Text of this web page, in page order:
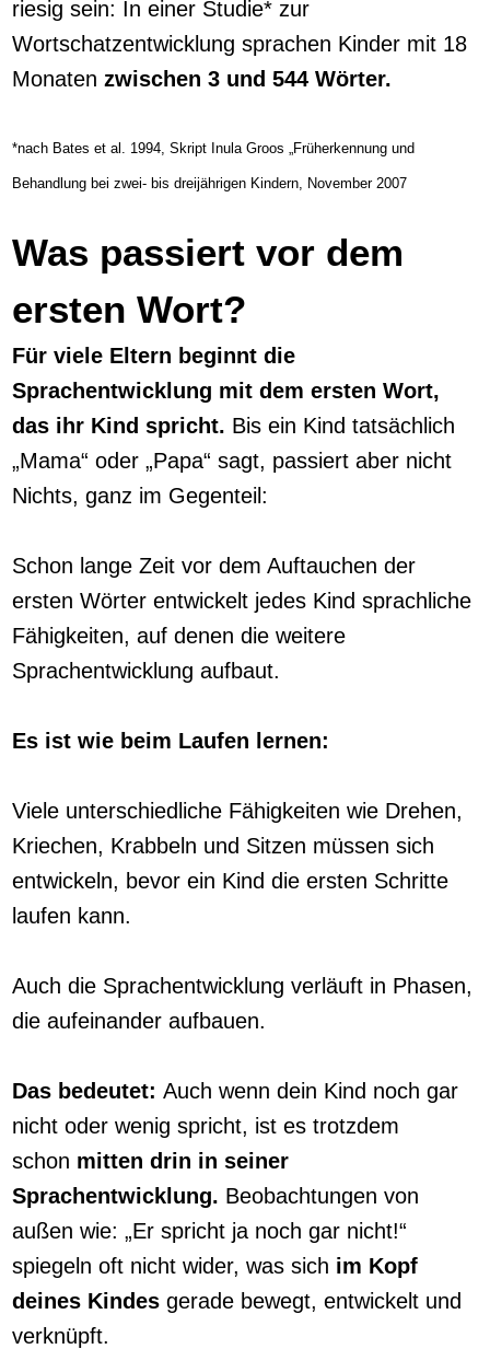
riesig sein: In einer Studie* zur
Wortschatzentwicklung sprachen Kinder mit 18
Monaten zwischen 3 und 544 Wörter.
*nach Bates et al. 1994, Skript Inula Groos „Früherkennung und
Behandlung bei zwei- bis dreijährigen Kindern, November 2007
Was passiert vor dem
ersten Wort?
Für viele Eltern beginnt die
Sprachentwicklung mit dem ersten Wort,
das ihr Kind spricht. Bis ein Kind tatsächlich
„Mama“ oder „Papa“ sagt, passiert aber nicht
Nichts, ganz im Gegenteil:
Schon lange Zeit vor dem Auftauchen der
ersten Wörter entwickelt jedes Kind sprachliche
Fähigkeiten, auf denen die weitere
Sprachentwicklung aufbaut.
Es ist wie beim Laufen lernen:
Viele unterschiedliche Fähigkeiten wie Drehen,
Kriechen, Krabbeln und Sitzen müssen sich
entwickeln, bevor ein Kind die ersten Schritte
laufen kann.
Auch die Sprachentwicklung verläuft in Phasen,
die aufeinander aufbauen.
Das bedeutet: Auch wenn dein Kind noch gar
nicht oder wenig spricht, ist es trotzdem
schon mitten drin in seiner
Sprachentwicklung. Beobachtungen von
außen wie: „Er spricht ja noch gar nicht!“
spiegeln oft nicht wider, was sich im Kopf
deines Kindes gerade bewegt, entwickelt und
verknüpft.